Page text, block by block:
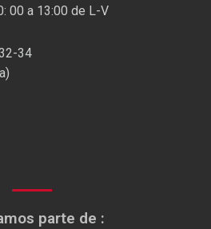
00 a 13:00 de L-V
34
parte de :